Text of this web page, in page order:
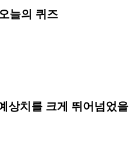
늘의 퀴즈
상치를 크게 뛰어넘었을